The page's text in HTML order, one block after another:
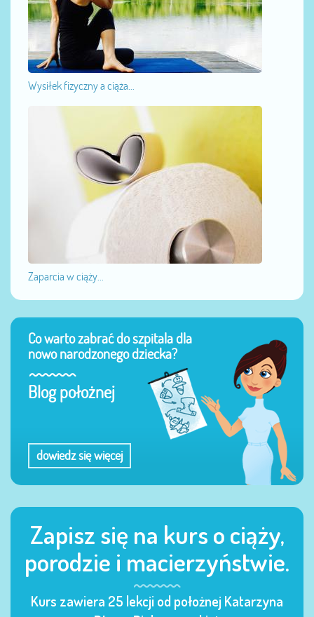
Wysiłek fizyczny a ciąża...
Zaparcia w ciąży...
Co warto zabrać do szpitala dla
nowo narodzonego dziecka?
Blog położnej
dowiedz się więcej
Zapisz się na kurs o ciąży,
porodzie i macierzyństwie.
Kurs zawiera 25 lekcji od położnej Katarzyna